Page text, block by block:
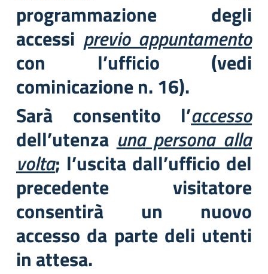
programmazione degli
accessi previo appuntamento
con l’ufficio (vedi
cominicazione n. 16).
Sarà consentito l’accesso
dell’utenza unapersona alla
volta; l’uscita dall’ufficio del
precedente visitatore
consentirà un nuovo
accesso da parte deli utenti
in attesa.